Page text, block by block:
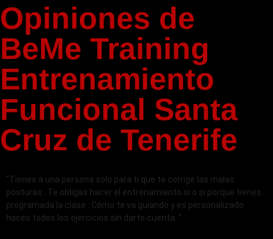
Opiniones de
BeMe Training
Entrenamiento
Funcional Santa
Cruz de Tenerife
"Tienes a una persona solo para ti que te corrige las malas
posturas . Te obligas hacer el entrenamiento si o si porque tienes
programada la clase . Cómo te va guiando y es personalizado
haces todos los ejercicios sin darte cuenta. "